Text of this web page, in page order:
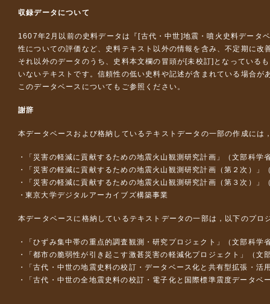
収録データについて
1607年2月以前の史料データは『 [古代・中世]地震・噴火史料データ
性についての評価など、史料テキスト以外の情報を含み、不定期に改
それ以外のデータのうち、史料本文欄の冒頭が[未校訂]となっている
いないテキストです。信頼性の低い史料や記述が含まれている場合が
このデータベースについて もご参照ください。
謝辞
本データベースおよび格納しているテキストデータの一部の作成には
「災害の軽減に貢献するための地震火山観測研究計画」（文部科学
「災害の軽減に貢献するための地震火山観測研究計画（第２次）」
「災害の軽減に貢献するための地震火山観測研究計画（第３次）」
東京大学デジタルアーカイブズ構築事業
本データベースに格納しているテキストデータの一部は，以下のプロ
「ひずみ集中帯の重点的調査観測・研究プロジェクト」（文部科
「都市の脆弱性が引き起こす激甚災害の軽減化プロジェクト」（
「古代・中世の地震史料の校訂・データベース化と共有型拡張・
「古代・中世の全地震史料の校訂・電子化と国際標準震度データ